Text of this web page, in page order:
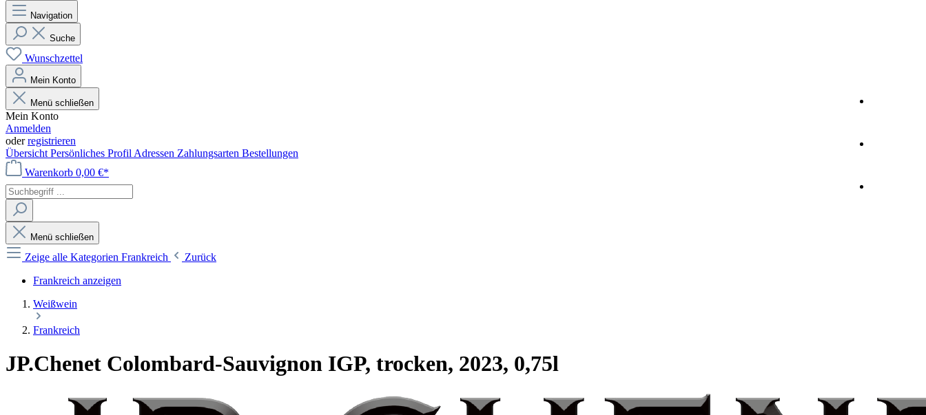
Navigation
Suche
Wunschzettel
Mein Konto
Menü schließen
Mein Konto
Anmelden
oderregistrieren
Übersicht Persönliches Profil Adressen Zahlungsarten Bestellungen
Warenkorb 0,00 €*
Menü schließen
Zeige alle Kategorien Frankreich
Zurück
Frankreich anzeigen
Weißwein
Frankreich
JP.Chenet Colombard-Sauvignon IGP, trocken, 2023, 0,75l